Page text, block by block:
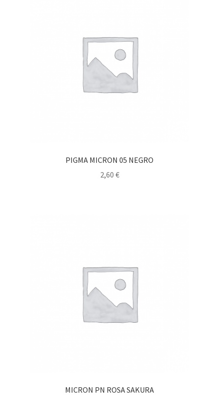
PIGMA MICRON 05 NEGRO
2,60 €
MICRON PN ROSA SAKURA